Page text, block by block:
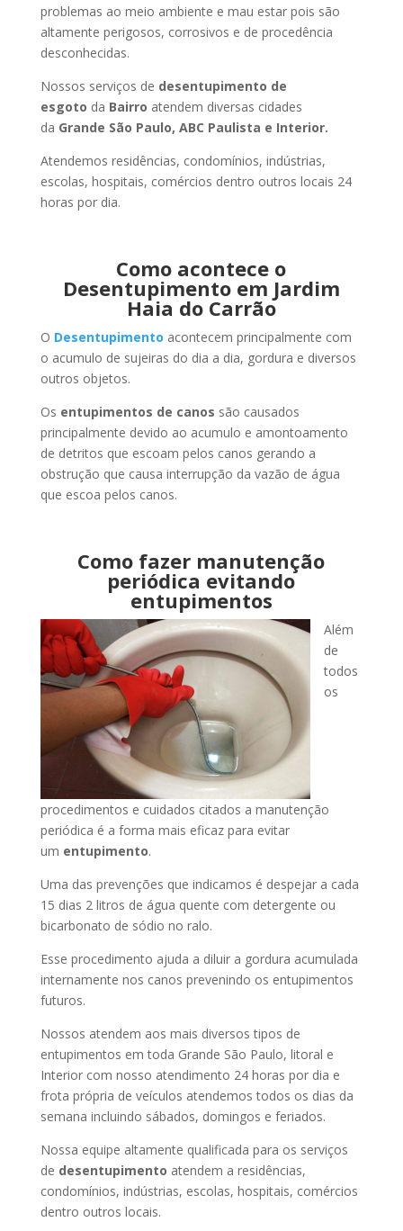
problemas ao meio ambiente e mau estar pois são
altamente perigosos, corrosivos e de procedência
desconhecidas.
Nossos serviços de desentupimento de
esgoto da Bairro atendem diversas cidades
da Grande São Paulo, ABC Paulista e Interior.
Atendemos residências, condomínios, indústrias,
escolas, hospitais, comércios dentro outros locais 24
horas por dia.
Como acontece o
Desentupimento em Jardim
Haia do Carrão
O Desentupimento acontecem principalmente com
o acumulo de sujeiras do dia a dia, gordura e diversos
outros objetos.
Os entupimentos de canos são causados
principalmente devido ao acumulo e amontoamento
de detritos que escoam pelos canos gerando a
obstrução que causa interrupção da vazão de água
que escoa pelos canos.
Como fazer manutenção
periódica evitando
entupimentos
Além
de
todos
os
procedimentos e cuidados citados a manutenção
periódica é a forma mais eficaz para evitar
um entupimento.
Uma das prevenções que indicamos é despejar a cada
15 dias 2 litros de água quente com detergente ou
bicarbonato de sódio no ralo.
Esse procedimento ajuda a diluir a gordura acumulada
internamente nos canos prevenindo os entupimentos
futuros.
Nossos atendem aos mais diversos tipos de
entupimentos em toda Grande São Paulo, litoral e
Interior com nosso atendimento 24 horas por dia e
frota própria de veículos atendemos todos os dias da
semana incluindo sábados, domingos e feriados.
Nossa equipe altamente qualificada para os serviços
de desentupimento atendem a residências,
condomínios, indústrias, escolas, hospitais, comércios
dentro outros locais.